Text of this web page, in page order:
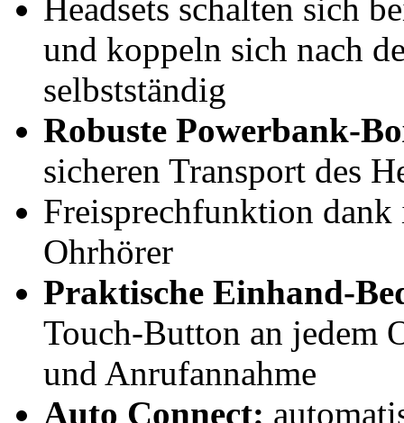
Headsets schalten sich
und koppeln sich nach
selbstständig
Robuste Powerbank-
sicheren Transport des
Freisprechfunktion
Ohrhörer
Praktische Einhand-
Touch-Button an jedem
und Anrufannahme
Auto Connect: